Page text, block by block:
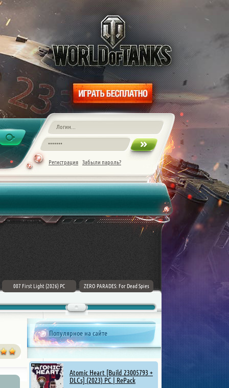
Регистрация Забыли пароль?
007 First Light (2026) PC
ZERO PARADES: For Dead Spies
Mount & Blade II: Bannerlord [v
Популярное на сайте
Atomic Heart [Build 23005793 +
DLCs] (2023) PC | RePack